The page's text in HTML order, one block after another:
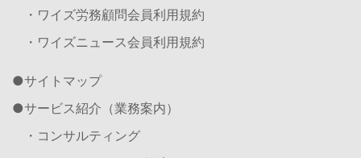
・ワイズ労務顧問会員利用規約
・ワイズニュース会員利用規約
サイトマップ
サービス紹介（業務案内）
・コンサルティング